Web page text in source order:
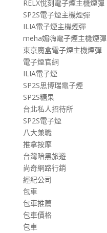
RELX悅刻電子煙主機煙彈
SP2S電子煙主機煙彈
ILIA電子煙主機煙彈
meha媚嗨電子煙主機煙彈
東京魔盒電子煙主機煙彈
電子煙官網
ILIA電子煙
SP2S思博瑞電子煙
SP2S糖果
台北私人招待所
SP2S電子煙
八大兼職
推拿按摩
台灣暗黑旅遊
尚奇網路行銷
經紀公司
包車
包車推薦
包車價格
包車